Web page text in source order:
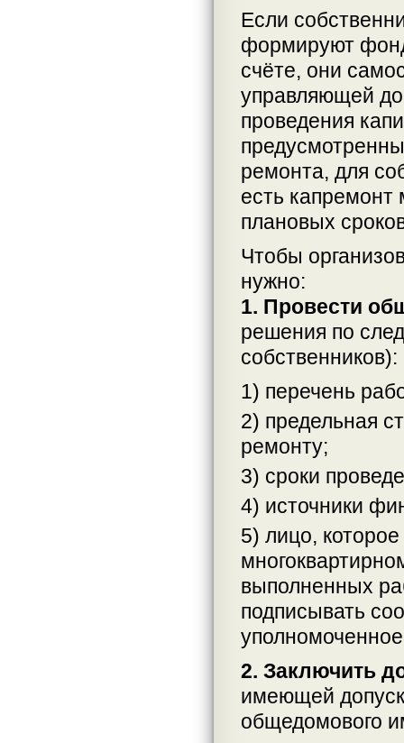
Если
формируют
счёте, они
управляющей
проведения
ремонта, для
есть
плановых
Чтобы
нужно:
1. Провести
решения по
собственников):
1) перечень
2) предельная
ремонту;
3) сроки
4) источники
5) лицо,
выполненных
подписывать
2. Заключить
имеющей
общедомового